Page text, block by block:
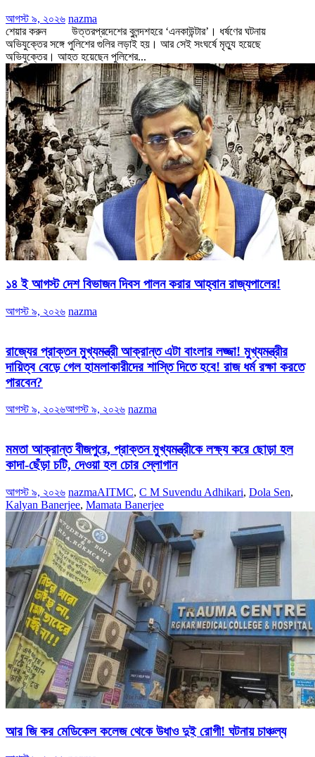
আগস্ট ৯, ২০২৬ nazma
শেয়ার করুন উত্তরপ্রদেশের বুলন্দশহরে ‘এনকাউন্টার’। ধর্ষণের ঘটনায়
অভিযুক্তের সঙ্গে পুলিশের গুলির লড়াই হয়। আর সেই সংঘর্ষে মৃত্যু হয়েছে
অভিযুক্তের। আহত হয়েছেন পুলিশের...
১৪ ই আগস্ট দেশ বিভাজন দিবস পালন করার আহ্বান রাজ্যপালের!
আগস্ট ৯, ২০২৬ nazma
রাজ্যের প্রাক্তন মুখ্যমন্ত্রী আক্রান্ত এটা বাংলার লজ্জা! মুখ্যমন্ত্রীর
দায়িত্ব বেড়ে গেল হামলাকারীদের শাস্তি দিতে হবে! রাজ ধর্ম রক্ষা করতে
পারবেন?
আগস্ট ৯, ২০২৬আগস্ট ৯, ২০২৬ nazma
মমতা আক্রান্ত বীজপুরে, প্রাক্তন মুখ্যমন্ত্রীকে লক্ষ্য করে ছোড়া হল
কাদা-ছেঁড়া চটি, দেওয়া হল চোর স্লোগান
আগস্ট ৯, ২০২৬ nazmaAITMC, C M Suvendu Adhikari, Dola Sen,
Kalyan Banerjee, Mamata Banerjee
আর জি কর মেডিকেল কলেজ থেকে উধাও দুই রোগী! ঘটনায় চাঞ্চল্য